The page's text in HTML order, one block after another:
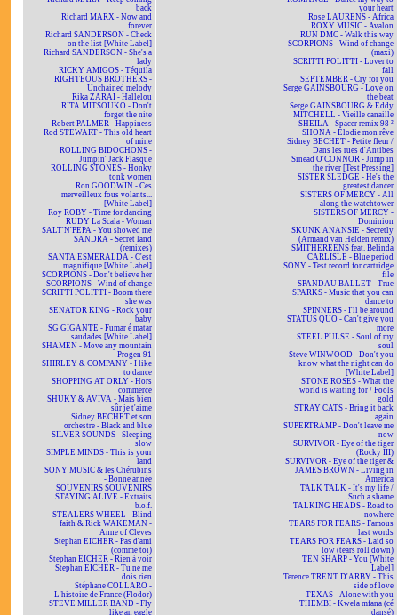
back
Richard MARX - Now and
forever
Richard SANDERSON - Check
on the list [White Label]
Richard SANDERSON - She's a
lady
RICKY AMIGOS - Téquila
RIGHTEOUS BROTHERS -
Unchained melody
Rika ZARAÏ - Hallelou
RITA MITSOUKO - Don't
forget the nite
Robert PALMER - Happiness
Rod STEWART - This old heart
of mine
ROLLING BIDOCHONS -
Jumpin' Jack Flasque
ROLLING STONES - Honky
tonk women
Ron GOODWIN - Ces
merveilleux fous volants...
[White Label]
Roy ROBY - Time for dancing
RUDY La Scala - Woman
SALT'N'PEPA - You showed me
SANDRA - Secret land
(remixes)
SANTA ESMERALDA - C'est
magnifique [White Label]
SCORPIONS - Don't believe her
SCORPIONS - Wind of change
SCRITTI POLITTI - Boom there
she was
SENATOR KING - Rock your
baby
SG GIGANTE - Fumar é matar
saudades [White Label]
SHAMEN - Move any mountain
Progen 91
SHIRLEY & COMPANY - I like
to dance
SHOPPING AT ORLY - Hors
commerce
SHUKY & AVIVA - Mais bien
sûr je t'aime
Sidney BECHET et son
orchestre - Black and blue
SILVER SOUNDS - Sleeping
slow
SIMPLE MINDS - This is your
land
SONY MUSIC & les Chérubins
- Bonne année
SOUVENIRS SOUVENIRS
STAYING ALIVE - Extraits
b.o.f.
STEALERS WHEEL - Blind
faith & Rick WAKEMAN -
Anne of Cleves
Stephan EICHER - Pas d'ami
(comme toi)
Stephan EICHER - Rien à voir
Stephan EICHER - Tu ne me
dois rien
Stéphane COLLARO -
L'histoire de France (Flodor)
STEVE MILLER BAND - Fly
like an eagle
your heart
Rose LAURENS - Africa
ROXY MUSIC - Avalon
RUN DMC - Walk this way
SCORPIONS - Wind of change
(maxi)
SCRITTI POLITTI - Lover to
fall
SEPTEMBER - Cry for you
Serge GAINSBOURG - Love on
the beat
Serge GAINSBOURG & Eddy
MITCHELL - Vieille canaille
SHEILA - Spacer remix 98 ²
SHONA - Elodie mon rêve
Sidney BECHET - Petite fleur /
Dans les rues d'Antibes
Sinead O'CONNOR - Jump in
the river [Test Pressing]
SISTER SLEDGE - He's the
greatest dancer
SISTERS OF MERCY - All
along the watchtower
SISTERS OF MERCY -
Dominion
SKUNK ANANSIE - Secretly
(Armand van Helden remix)
SMITHEREENS feat. Belinda
CARLISLE - Blue period
SONY - Test record for cartridge
file
SPANDAU BALLET - True
SPARKS - Music that you can
dance to
SPINNERS - I'll be around
STATUS QUO - Can't give you
more
STEEL PULSE - Soul of my
soul
Steve WINWOOD - Don't you
know what the night can do
[White Label]
STONE ROSES - What the
world is waiting for / Fools
gold
STRAY CATS - Bring it back
again
SUPERTRAMP - Don't leave me
now
SURVIVOR - Eye of the tiger
(Rocky III)
SURVIVOR - Eye of the tiger &
JAMES BROWN - Living in
America
TALK TALK - It's my life /
Such a shame
TALKING HEADS - Road to
nowhere
TEARS FOR FEARS - Famous
last words
TEARS FOR FEARS - Laid so
low (tears roll down)
TEN SHARP - You [White
Label]
Terence TRENT D'ARBY - This
side of love
TEXAS - Alone with you
THEMBI - Kwela mfana (cé
dansé)